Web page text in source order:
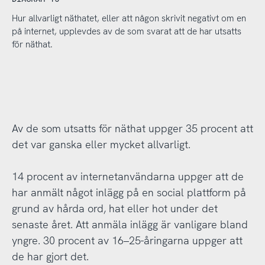
Hur allvarligt näthatet, eller att någon skrivit negativt om en
på internet, upplevdes av de som svarat att de har utsatts
för näthat.
Av de som utsatts för näthat uppger 35 procent att
det var ganska eller mycket allvarligt.
14 procent av internetanvändarna uppger att de
har anmält något inlägg på en social plattform på
grund av hårda ord, hat eller hot under det
senaste året. Att anmäla inlägg är vanligare bland
yngre. 30 procent av 16–25-åringarna uppger att
de har gjort det.